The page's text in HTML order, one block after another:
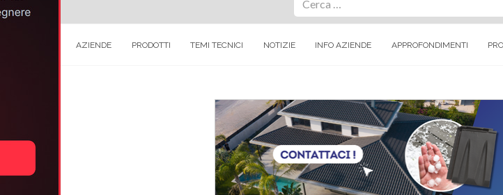
AZIENDE PRODOTTI TEMI TECNICI NOTIZIE INFO AZIENDE APPROFONDIMENTI